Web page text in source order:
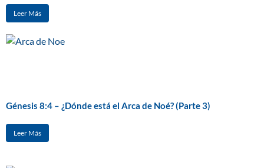
Leer Más
Génesis 8:4 – ¿Dónde está el Arca de Noé? (Parte 3)
Leer Más